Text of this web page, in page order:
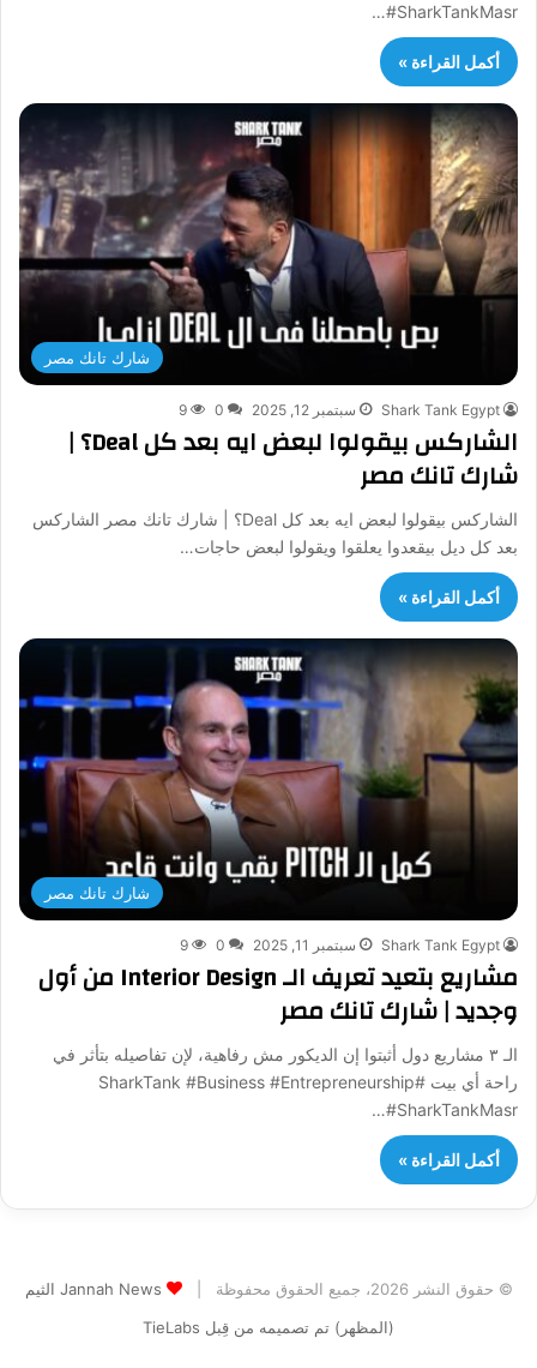
#SharkTankMasr…
أكمل القراءة »
شارك تانك مصر
Shark Tank Egypt سبتمبر 12, 2025 0
9
الشاركس بيقولوا لبعض ايه بعد كل Deal؟ |
شارك تانك مصر
الشاركس بيقولوا لبعض ايه بعد كل Deal؟ | شارك تانك مصر الشاركس
بعد كل ديل بيقعدوا يعلقوا ويقولوا لبعض حاجات…
أكمل القراءة »
شارك تانك مصر
Shark Tank Egypt سبتمبر 11, 2025 0
9
مشاريع بتعيد تعريف الـ Interior Design من أول
وجديد | شارك تانك مصر
الـ ٣ مشاريع دول أثبتوا إن الديكور مش رفاهية، لإن تفاصيله بتأثر في
راحة أي بيت #SharkTank #Business #Entrepreneurship
#SharkTankMasr…
أكمل القراءة »
© حقوق النشر 2026، جميع الحقوق محفوظة |
Jannah News الثيم
(المظهر) تم تصميمه من قِبل TieLabs